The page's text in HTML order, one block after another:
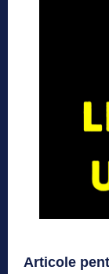
Articole